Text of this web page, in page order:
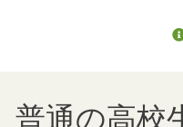
普通の高校